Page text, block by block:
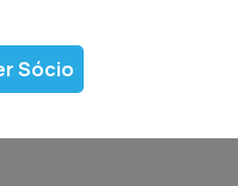
Sócio